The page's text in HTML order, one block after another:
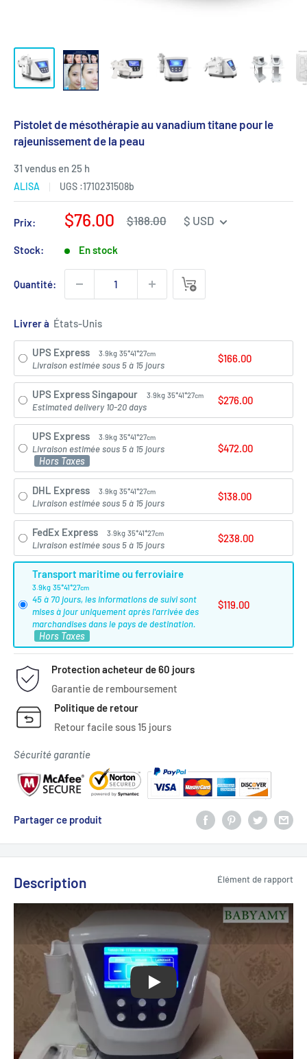
Pistolet de mésothérapie au vanadium titane pour le
rajeunissement de la peau
31 vendus en 25 h
ALISA UGS :1710231508b
Prix:
Prix
vente
$76.00
Prix
régulier
$188.00 $ USD
Stock: En stock
Quantité:
Livrer à
UPS Express 3.9kg 35*41*27cm
Livraison estimée sous 5 à 15 jours
$166.00
UPS Express Singapour 3.9kg 35*41*27cm
Estimated delivery 10-20 days
$276.00
UPS Express 3.9kg 35*41*27cm
Livraison estimée sous 5 à 15 jours
Hors Taxes
$472.00
DHL Express 3.9kg 35*41*27cm
Livraison estimée sous 5 à 15 jours
$138.00
FedEx Express 3.9kg 35*41*27cm
Livraison estimée sous 5 à 15 jours
$238.00
Transport maritime ou ferroviaire
3.9kg 35*41*27cm
45 à 70 jours, les informations de suivi sont
mises à jour uniquement après l'arrivée des
marchandises dans le pays de destination.
Hors Taxes
$119.00
Protection acheteur de 60 jours
Garantie de remboursement
Politique de retour
Retour facile sous 15 jours
Sécurité garantie
Partager ce produit
Description Élément de rapport
Jouer